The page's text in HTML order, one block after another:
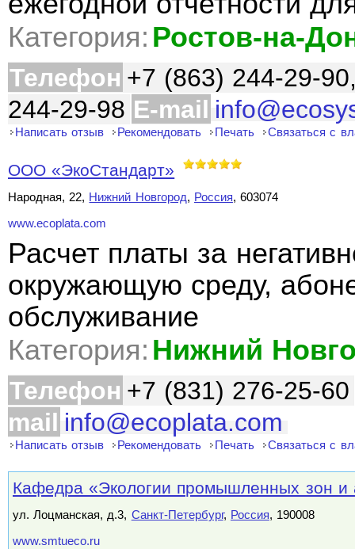
Категория: Ростов-на-
Телефон +7 (863) 244-29-
244-29-98 E-mail
Написать отзыв Рекомендовать Печать Связаться с
ООО «ЭкоСтандарт»
Народная, 22, Нижний Новгород, Россия, 603074
www.ecoplata.com
Расчет платы за
окружающую среду,
обслуживание
Категория: Нижний
Телефон +7 (831) 276-25-60
mail info@ecoplata.com
Написать отзыв Рекомендовать Печать Связаться с
Кафедра «Экологии промышленных зон
ул. Лоцманская, д.3, Санкт-Петербург, Россия, 190008
www.smtueco.ru